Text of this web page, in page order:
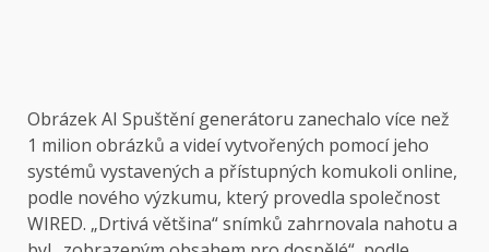
Obrázek AI Spuštění generátoru zanechalo více než
1 milion obrázků a videí vytvořených pomocí jeho
systémů vystavených a přístupných komukoli online,
podle nového výzkumu, který provedla společnost
WIRED. „Drtivá většina“ snímků zahrnovala nahotu a